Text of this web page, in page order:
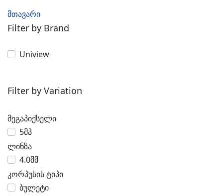
მთავარი
Filter by Brand
Uniview
Filter by Variation
მეგაპიქსელი
5მპ
ლინზა
4.0მმ
კორპუსის ტიპი
ბულეტი